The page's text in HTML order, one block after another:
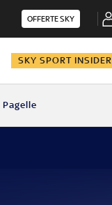
OFFERTE SKY
SKY SPORT INSIDER
Pagelle